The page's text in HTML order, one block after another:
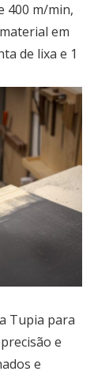
400 m/min,
em
de lixa e 1
Tupia para
e
e